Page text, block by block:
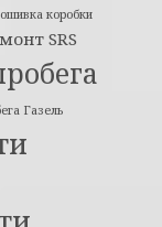
коробки
SRS
Газель